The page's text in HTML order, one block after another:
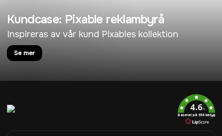
Kundcase: Pixable reklambyrå
Inspireras av vår kund Pixables kollektion
Se mer
4.6/5
Baserat på 954 betyg